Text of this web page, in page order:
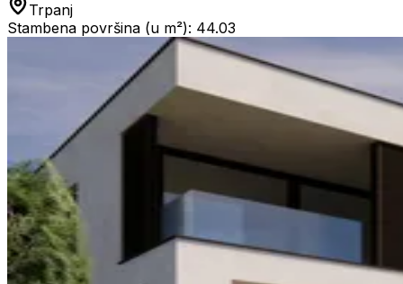
Trpanj
Stambena površina (u m²): 44.03